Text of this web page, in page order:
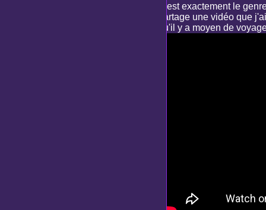
C'est exactement le
partage une vidéo que
qu'il y a moyen de